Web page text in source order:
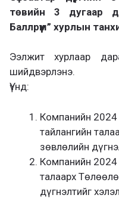
төвийн 3 дугаар
Баллрүүм” хурлын
Ээлжит хурлаар
шийдвэрлэнэ.
Үүнд:
Компанийн
тайлангийн
зөвлөлийн
Компанийн 2024
талаарх
дүгнэлтийг